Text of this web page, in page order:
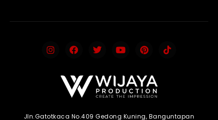
Jln.Gatotkaca No.409 Gedong Kuning, Banguntapan